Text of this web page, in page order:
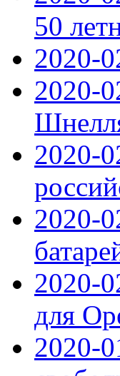
50
2020-
2020-
2020-
2020-
2020-
для
2020-